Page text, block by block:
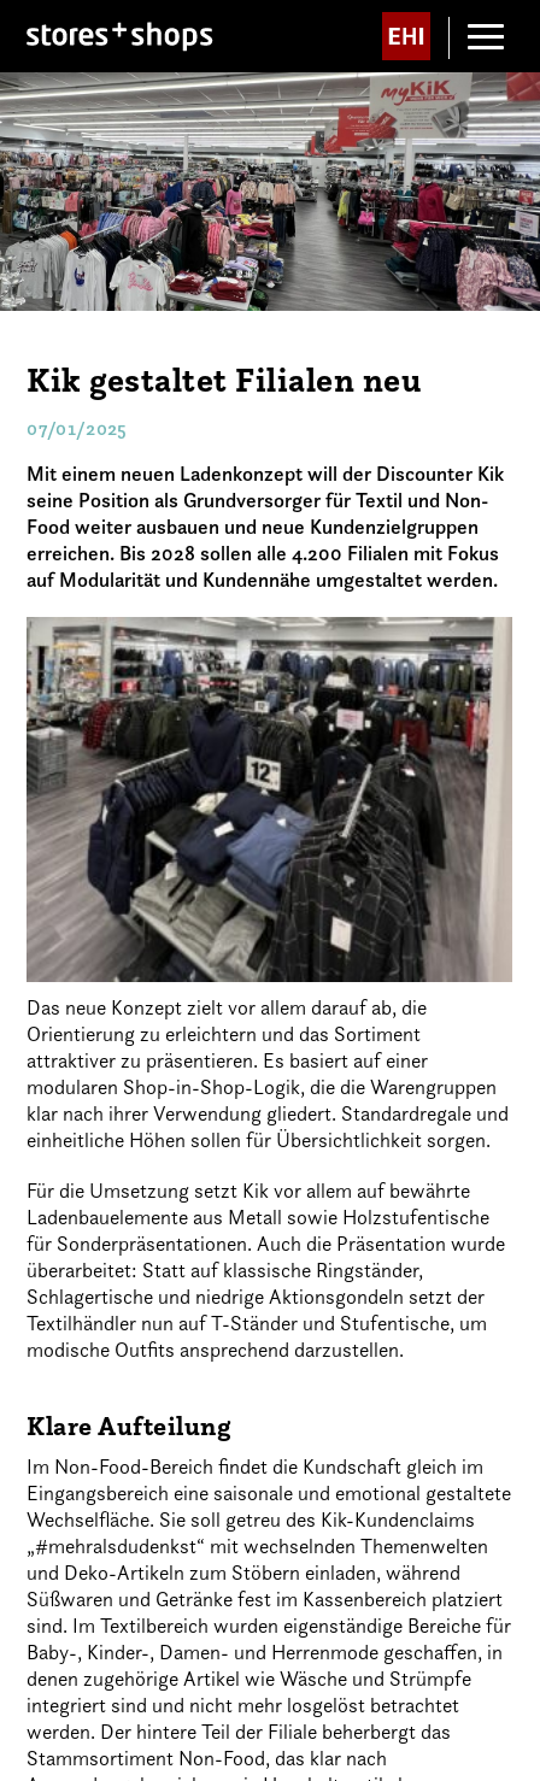
Kik gestaltet Filialen neu
07/01/2025
Mit einem neuen Ladenkonzept will der Discounter Kik
seine Position als Grundversorger für Textil und Non-
Food weiter ausbauen und neue Kundenzielgruppen
erreichen. Bis 2028 sollen alle 4.200 Filialen mit Fokus
auf Modularität und Kundennähe umgestaltet werden.
Das neue Konzept zielt vor allem darauf ab, die
Orientierung zu erleichtern und das Sortiment
attraktiver zu präsentieren. Es basiert auf einer
modularen Shop-in-Shop-Logik, die die Warengruppen
klar nach ihrer Verwendung gliedert. Standardregale und
einheitliche Höhen sollen für Übersichtlichkeit sorgen.
Für die Umsetzung setzt Kik vor allem auf bewährte
Ladenbauelemente aus Metall sowie Holzstufentische
für Sonderpräsentationen. Auch die Präsentation wurde
überarbeitet: Statt auf klassische Ringständer,
Schlagertische und niedrige Aktionsgondeln setzt der
Textilhändler nun auf T-Ständer und Stufentische, um
modische Outfits ansprechend darzustellen.
Klare Aufteilung
Im Non-Food-Bereich findet die Kundschaft gleich im
Eingangsbereich eine saisonale und emotional gestaltete
Wechselfläche. Sie soll getreu des Kik-Kundenclaims
„#mehralsdudenkst“ mit wechselnden Themenwelten
und Deko-Artikeln zum Stöbern einladen, während
Süßwaren und Getränke fest im Kassenbereich platziert
sind. Im Textilbereich wurden eigenständige Bereiche für
Baby-, Kinder-, Damen- und Herrenmode geschaffen, in
denen zugehörige Artikel wie Wäsche und Strümpfe
integriert sind und nicht mehr losgelöst betrachtet
werden. Der hintere Teil der Filiale beherbergt das
Stammsortiment Non-Food, das klar nach